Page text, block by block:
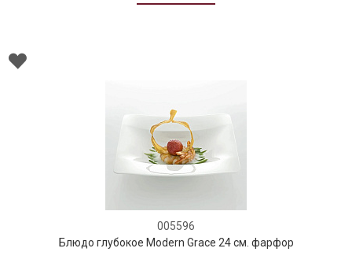
005596
Блюдо глубокое Modern Grace 24 см. фарфор